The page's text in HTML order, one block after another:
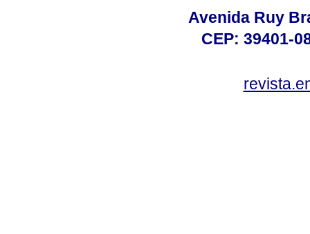
Avenida Ruy
CEP: 39401-